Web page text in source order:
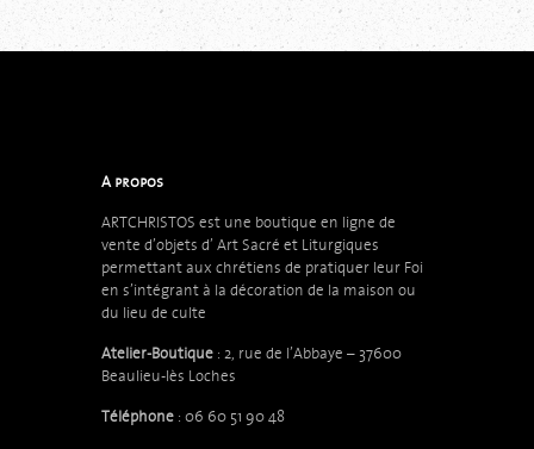
A propos
ARTCHRISTOS est une boutique en ligne de
vente d’objets d’Art Sacré et Liturgiques
permettant aux chrétiens de pratiquer leur Foi
en s’intégrant à la décoration de la maison ou
du lieu de culte
Atelier-Boutique: 2, rue de l’Abbaye – 37600
Beaulieu-lès Loches
Téléphone: 06 60 51 90 48